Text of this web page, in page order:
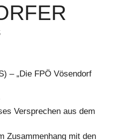
– „Die FPÖ Vösendorf
Versprechen aus dem
Zusammenhang mit den